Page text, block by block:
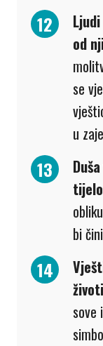
od
se
u
tijelo
bi
sove